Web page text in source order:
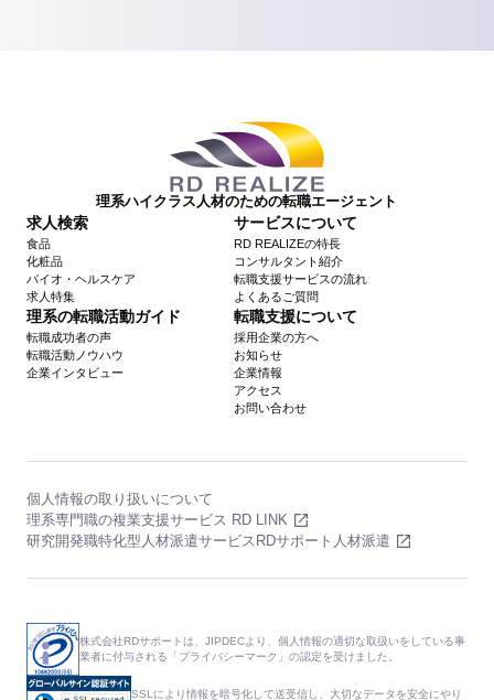
理系ハイクラス人材のための転職エージェント
求人検索
食品
化粧品
バイオ・ヘルスケア
求人特集
サービスについて
RD REALIZEの特長
コンサルタント紹介
転職支援サービスの流れ
よくあるご質問
理系の転職活動ガイド
転職成功者の声
転職活動ノウハウ
企業インタビュー
転職支援について
採用企業の方へ
お知らせ
企業情報
アクセス
お問い合わせ
個人情報の取り扱いについて
理系専門職の複業支援サービス RD LINK
研究開発職特化型人材派遣サービスRDサポート人材派遣
株式会社RDサポートは、JIPDECより、個人情報の適切な取扱いをしている事
業者に付与される「プライバシーマーク」の認定を受けました。
SSLにより情報を暗号化して送受信し、大切なデータを安全にやり